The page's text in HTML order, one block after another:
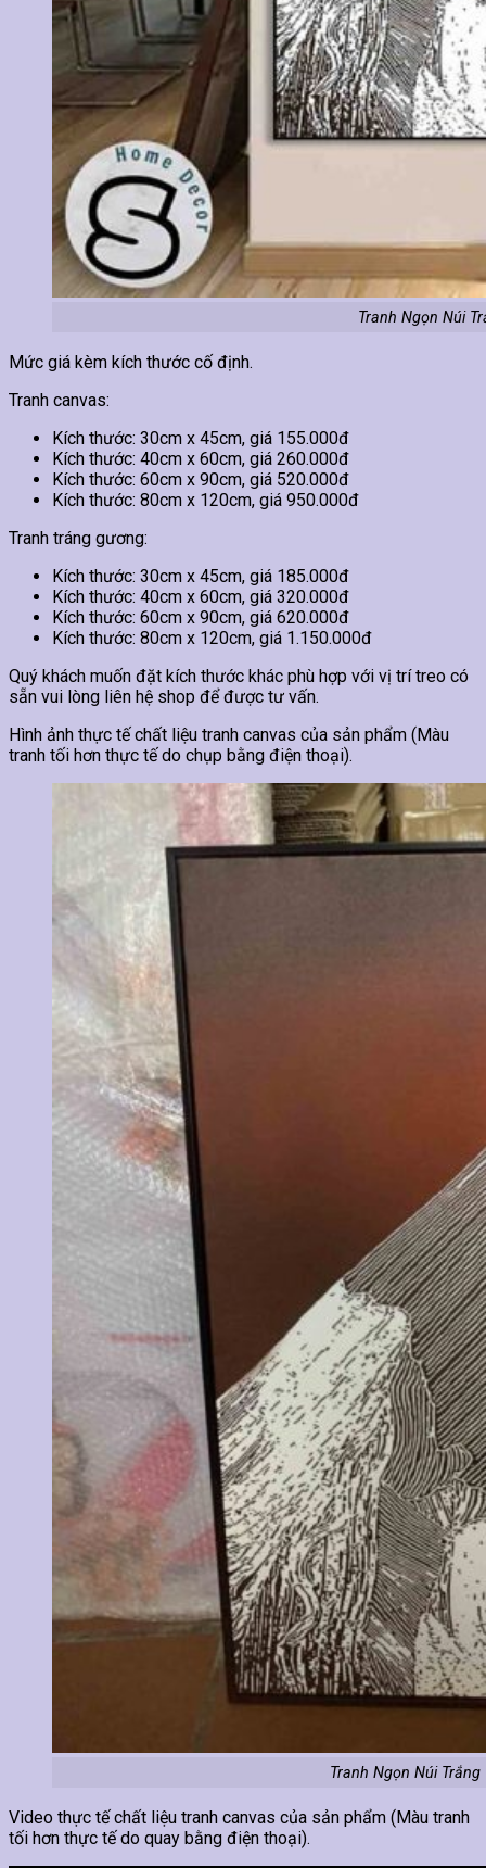
Tranh Ngọn Núi
Mức giá kèm kích thước cố định.
Tranh canvas:
Kích thước: 30cm x 45cm, giá 155.000đ
Kích thước: 40cm x 60cm, giá 260.000đ
Kích thước: 60cm x 90cm, giá 520.000đ
Kích thước: 80cm x 120cm, giá 950.000đ
Tranh tráng gương:
Kích thước: 30cm x 45cm, giá 185.000đ
Kích thước: 40cm x 60cm, giá 320.000đ
Kích thước: 60cm x 90cm, giá 620.000đ
Kích thước: 80cm x 120cm, giá 1.150.000đ
Quý khách muốn đặt kích thước khác phù hợp với vị trí treo có
sẵn vui lòng liên hệ shop để được tư vấn.
Hình ảnh thực tế chất liệu tranh canvas của sản phẩm (Màu
tranh tối hơn thực tế do chụp bằng điện thoại).
Tranh Ngọn Núi
Video thực tế chất liệu tranh canvas của sản phẩm (Màu tranh
tối hơn thực tế do quay bằng điện thoại).